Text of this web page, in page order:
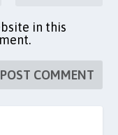
in this